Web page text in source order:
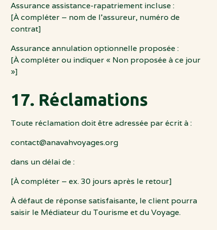
Assurance assistance-rapatriement incluse :
[À compléter – nom de l’assureur, numéro de
contrat]
Assurance annulation optionnelle proposée :
[À compléter ou indiquer « Non proposée à ce jour
»]
17. Réclamations
Toute réclamation doit être adressée par écrit à :
contact@anavahvoyages.org
dans un délai de :
[À compléter – ex. 30 jours après le retour]
À défaut de réponse satisfaisante, le client pourra
saisir le Médiateur du Tourisme et du Voyage.